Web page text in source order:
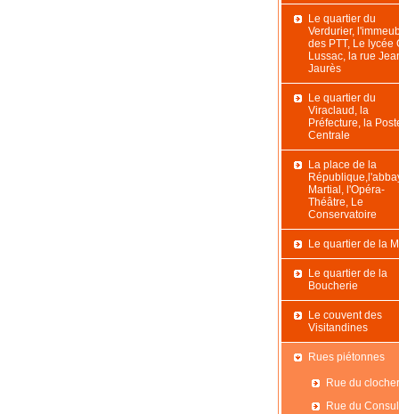
Le quartier du
Verdurier,
des PTT, Le lycée
Lussac, la rue
Jaurès
Le quartier du
Viraclaud, la
Préfecture, la
Centrale
La place de la
Martial, l'Opéra-
Théâtre, Le
Conservatoire
Le quartier de la
Le quartier de la
Boucherie
Le couvent des
Visitandines
Rues piétonnes
Rue du clocher
Rue du